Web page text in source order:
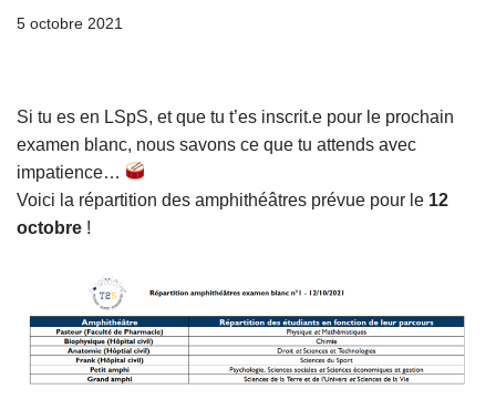
5 octobre 2021
Si tu es en LSpS, et que tu t’es inscrit.e pour le prochain
examen blanc, nous savons ce que tu attends avec
impatience…
Voici la répartition des amphithéâtres prévue pour le 12
octobre !